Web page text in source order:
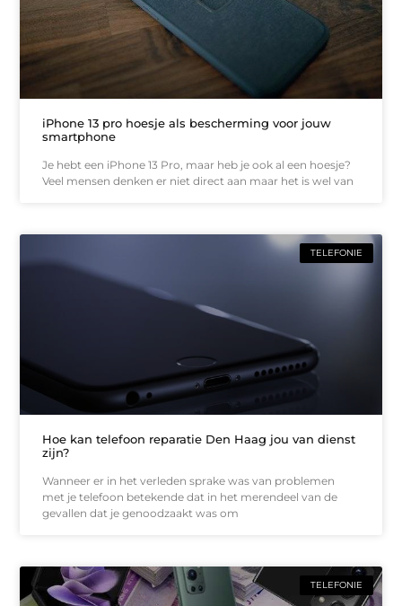
iPhone 13 pro hoesje als bescherming voor jouw
smartphone
Je hebt een iPhone 13 Pro, maar heb je ook al een hoesje?
Veel mensen denken er niet direct aan maar het is wel van
TELEFONIE
Hoe kan telefoon reparatie Den Haag jou van dienst
zijn?
Wanneer er in het verleden sprake was van problemen
met je telefoon betekende dat in het merendeel van de
gevallen dat je genoodzaakt was om
TELEFONIE